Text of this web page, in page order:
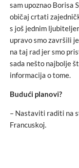
sam upoznao Borisa
običaj crtati
s još jednim
upravo smo završili
na taj rad jer smo
sada nešto najbolje
informacija o tome.
Budući planovi?
– Nastaviti raditi na
Francuskoj.